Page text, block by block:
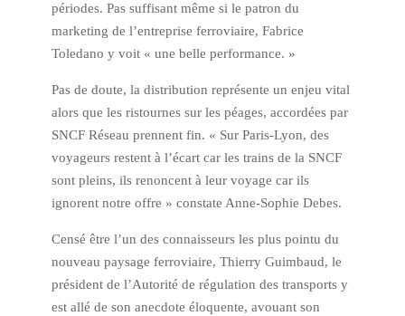
périodes. Pas suffisant même si le patron du
marketing de l’entreprise ferroviaire, Fabrice
Toledano y voit « une belle performance. »
Pas de doute, la distribution représente un enjeu vital
alors que les ristournes sur les péages, accordées par
SNCF Réseau prennent fin. « Sur Paris-Lyon, des
voyageurs restent à l’écart car les trains de la SNCF
sont pleins, ils renoncent à leur voyage car ils
ignorent notre offre » constate Anne-Sophie Debes.
Censé être l’un des connaisseurs les plus pointu du
nouveau paysage ferroviaire, Thierry Guimbaud, le
président de l’Autorité de régulation des transports y
est allé de son anecdote éloquente, avouant son